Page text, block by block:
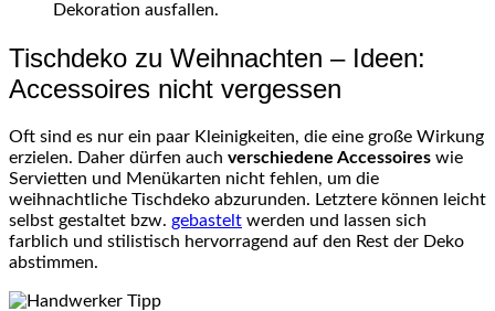
Dekoration ausfallen.
Tischdeko zu Weihnachten – Ideen:
Accessoires nicht vergessen
Oft sind es nur ein paar Kleinigkeiten, die eine große Wirkung
erzielen. Daher dürfen auch verschiedene Accessoires wie
Servietten und Menükarten nicht fehlen, um die
weihnachtliche Tischdeko abzurunden. Letztere können leicht
selbst gestaltet bzw. gebastelt werden und lassen sich
farblich und stilistisch hervorragend auf den Rest der Deko
abstimmen.